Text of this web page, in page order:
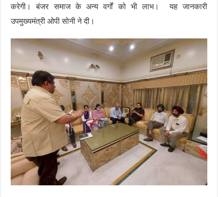
करेगी। बंजर समाज के अन्य वर्गों को भी लाभ। यह जानकारी
उपमुख्यमंत्री ओपी सोनी ने दी।